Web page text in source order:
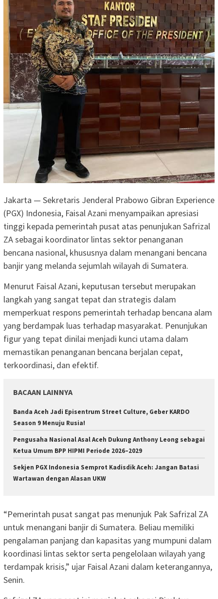
Jakarta — Sekretaris Jenderal Prabowo Gibran Experience
(PGX) Indonesia, Faisal Azani menyampaikan apresiasi
tinggi kepada pemerintah pusat atas penunjukan Safrizal
ZA sebagai koordinator lintas sektor penanganan
bencana nasional, khususnya dalam menangani bencana
banjir yang melanda sejumlah wilayah di Sumatera.
‎Menurut Faisal Azani, keputusan tersebut merupakan
langkah yang sangat tepat dan strategis dalam
memperkuat respons pemerintah terhadap bencana alam
yang berdampak luas terhadap masyarakat. Penunjukan
figur yang tepat dinilai menjadi kunci utama dalam
memastikan penanganan bencana berjalan cepat,
terkoordinasi, dan efektif.
BACAAN LAINNYA
Banda Aceh Jadi Episentrum Street Culture, Geber KARDO
Season 9 Menuju Rusia!
Pengusaha Nasional Asal Aceh Dukung Anthony Leong sebagai
Ketua Umum BPP HIPMI Periode 2026–2029
Sekjen PGX Indonesia Semprot Kadisdik Aceh: Jangan Batasi
Wartawan dengan Alasan UKW
‎“Pemerintah pusat sangat pas menunjuk Pak Safrizal ZA
untuk menangani banjir di Sumatera. Beliau memiliki
pengalaman panjang dan kapasitas yang mumpuni dalam
koordinasi lintas sektor serta pengelolaan wilayah yang
terdampak krisis,” ujar Faisal Azani dalam keterangannya,
Senin.